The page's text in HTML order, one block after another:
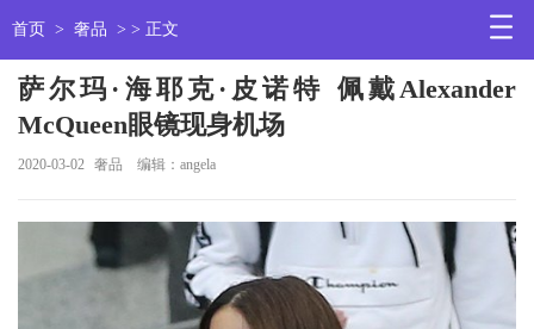
首页 > 奢品 > > 正文
萨尔玛·海耶克·皮诺特 佩戴Alexander
McQueen眼镜现身机场
2020-03-02 奢品 编辑：angela